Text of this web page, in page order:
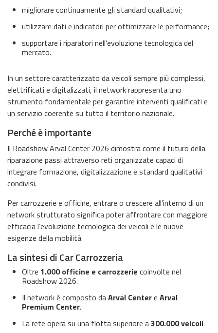
migliorare continuamente gli standard qualitativi;
utilizzare dati e indicatori per ottimizzare le performance;
supportare i riparatori nell’evoluzione tecnologica del
mercato.
In un settore caratterizzato da veicoli sempre più complessi,
elettrificati e digitalizzati, il network rappresenta uno
strumento fondamentale per garantire interventi qualificati e
un servizio coerente su tutto il territorio nazionale.
Perché è importante
Il Roadshow Arval Center 2026 dimostra come il futuro della
riparazione passi attraverso reti organizzate capaci di
integrare formazione, digitalizzazione e standard qualitativi
condivisi.
Per carrozzerie e officine, entrare o crescere all’interno di un
network strutturato significa poter affrontare con maggiore
efficacia l’evoluzione tecnologica dei veicoli e le nuove
esigenze della mobilità.
La sintesi di Car Carrozzeria
Oltre 1.000 officine e carrozzerie coinvolte nel
Roadshow 2026.
Il network è composto daArval Centere Arval
Premium Center.
La rete opera su una flotta superiore a300.000 veicoli.